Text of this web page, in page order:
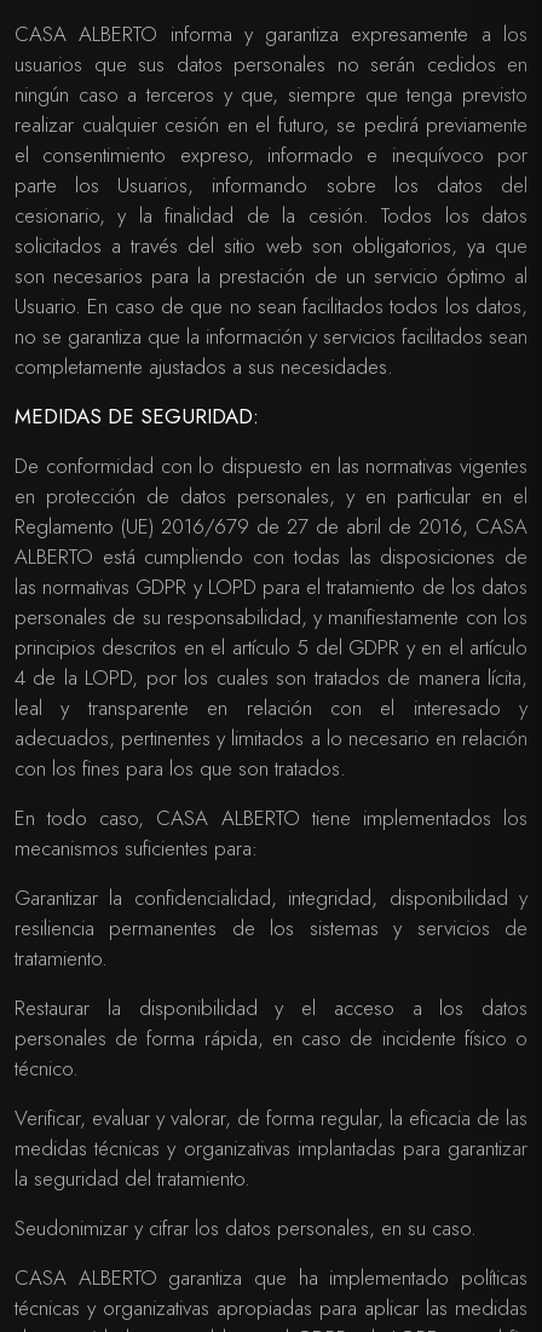
CASA ALBERTO informa y garantiza expresamente a los
usuarios que sus datos personales no serán cedidos en
ningún caso a terceros y que, siempre que tenga previsto
realizar cualquier cesión en el futuro, se pedirá previamente
el consentimiento expreso, informado e inequívoco por
parte los Usuarios, informando sobre los datos del
cesionario, y la finalidad de la cesión. Todos los datos
solicitados a través del sitio web son obligatorios, ya que
son necesarios para la prestación de un servicio óptimo al
Usuario. En caso de que no sean facilitados todos los datos,
no se garantiza que la información y servicios facilitados sean
completamente ajustados a sus necesidades.
MEDIDAS DE SEGURIDAD:
De conformidad con lo dispuesto en las normativas vigentes
en protección de datos personales, y en particular en el
Reglamento (UE) 2016/679 de 27 de abril de 2016, CASA
ALBERTO está cumpliendo con todas las disposiciones de
las normativas GDPR y LOPD para el tratamiento de los datos
personales de su responsabilidad, y manifiestamente con los
principios descritos en el artículo 5 del GDPR y en el artículo
4 de la LOPD, por los cuales son tratados de manera lícita,
leal y transparente en relación con el interesado y
adecuados, pertinentes y limitados a lo necesario en relación
con los fines para los que son tratados.
En todo caso, CASA ALBERTO tiene implementados los
mecanismos suficientes para:
Garantizar la confidencialidad, integridad, disponibilidad y
resiliencia permanentes de los sistemas y servicios de
tratamiento.
Restaurar la disponibilidad y el acceso a los datos
personales de forma rápida, en caso de incidente físico o
técnico.
Verificar, evaluar y valorar, de forma regular, la eficacia de las
medidas técnicas y organizativas implantadas para garantizar
la seguridad del tratamiento.
Seudonimizar y cifrar los datos personales, en su caso.
CASA ALBERTO garantiza que ha implementado políticas
técnicas y organizativas apropiadas para aplicar las medidas